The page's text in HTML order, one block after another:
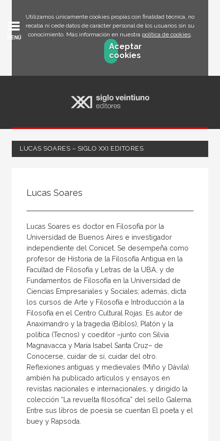
Utilizamos únicamente cookies propias con finalidad técnica, no
recaba ni cede datos de carácter personal de los usuarios sin su
conocimiento. Más información en nuestra política de cookies.
Aceptar
cookies
MENÚ
LUCAS SOARES – SIGLO XXI EDITORES
Lucas Soares
Lucas Soares es doctor en Filosofía por la
Universidad de Buenos Aires e investigador
independiente del Conicet. Se desempeña como
profesor de Historia de la Filosofía Antigua en la
Facultad de Filosofía y Letras de la UBA, y de
Fundamentos de Filosofía en la Universidad de
Ciencias Empresariales y Sociales; además, dicta
los cursos de Arte y Filosofía e Introducción a la
Filosofía en el Centro Cultural Rojas. Es autor de
Anaximandro y la tragedia (Biblos), Platón y la
política (Tecnos) y coeditor –junto con Silvia
Magnavacca y María Isabel Santa Cruz– de
Conocerse, cuidar de sí, cuidar del otro.
Reflexiones antiguas y medievales (Miño y Dávila).
ambién ha publicado artículos y ensayos en
revistas nacionales e internacionales, y dirigido la
colección “La revuelta filosófica” del sello Galerna.
Entre sus libros de poesía se cuentan El poeta y el
buey y Rapsoda.